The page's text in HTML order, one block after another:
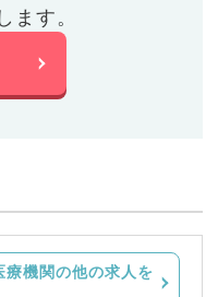
す。
療機関の他の求人を